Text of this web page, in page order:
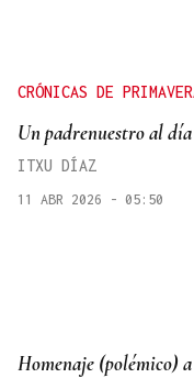
CRÓNICAS DE
Un padrenuestro al
ITXU DÍAZ
11 ABR 2026 - 05:50
Homenaje (polémico)